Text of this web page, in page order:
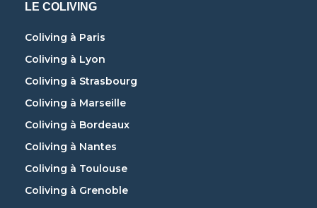
LE COLIVING
Coliving à Paris
Coliving à Lyon
Coliving à Strasbourg
Coliving à Marseille
Coliving à Bordeaux
Coliving à Nantes
Coliving à Toulouse
Coliving à Grenoble